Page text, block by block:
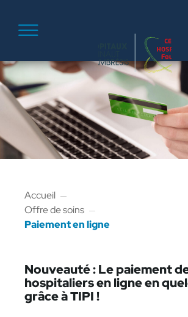
Accueil
Offre de soins
Paiement en ligne
Nouveauté : Le paiement
hospitaliers en ligne en
grâce à TIPI !